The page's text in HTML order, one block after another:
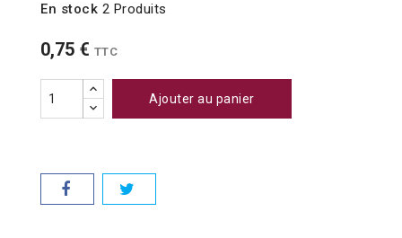
En stock 2 Produits
0,75 € TTC
Ajouter au panier